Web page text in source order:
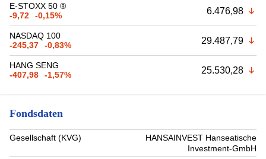
E-STOXX 50 ®
-9,72
-0,15% 6.476,98
NASDAQ 100
-245,37
-0,83% 29.487,79
HANG SENG
-407,98
-1,57% 25.530,28
Fondsdaten
Gesellschaft (KVG)
HANSAINVEST Hanseatische
Investment-GmbH